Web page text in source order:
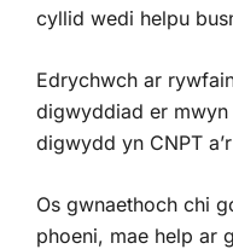
cyllid wedi helpu
Edrychwch ar
digwyddiad er mwyn
digwydd yn CNPT
Os gwnaethoch chi
phoeni, mae help ar